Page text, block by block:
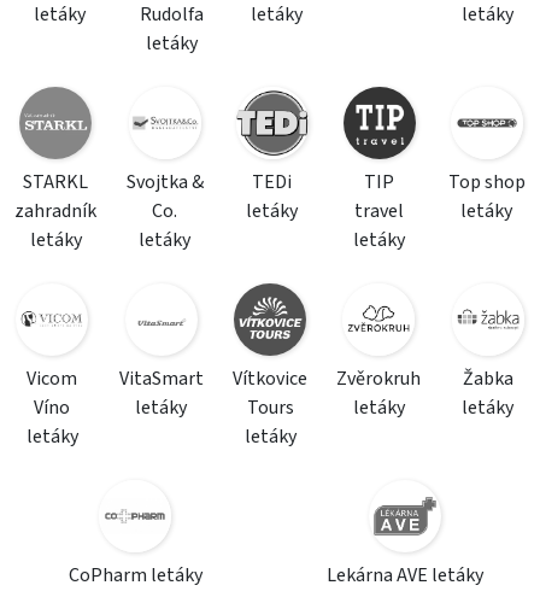
letáky
Rudolfa
letáky
letáky
letáky
STARKL
zahradník
letáky
Svojtka &
Co.
letáky
TEDi
letáky
TIP
travel
letáky
Top shop
letáky
Vicom
Víno
letáky
VitaSmart
letáky
Vítkovice
Tours
letáky
Zvěrokruh
letáky
Žabka
letáky
CoPharm letáky Lekárna AVE letáky